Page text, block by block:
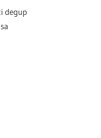
degup